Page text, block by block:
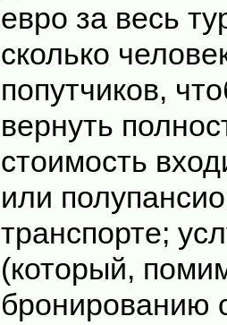
евро за весь
сколько
попутчиков,
вернуть
стоимость
или
транспорте;
(который,
бронированию